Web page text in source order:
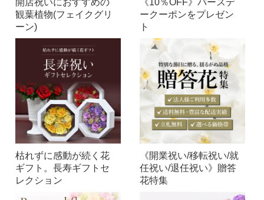
観葉植物(フェイクグリ
ーン)
ークーポンをプレゼン
ト
枯れずに感動が続く花
ギフト。長寿ギフトセ
レクション
《開業祝い/移転祝い/就
任祝い/退任祝い》贈答
花特集